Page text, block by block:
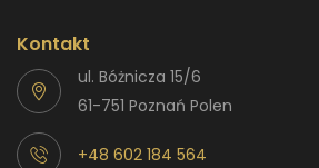
Kontakt
ul. Bóżnicza 15/6
61-751 Poznań Polen
+48 602 184 564